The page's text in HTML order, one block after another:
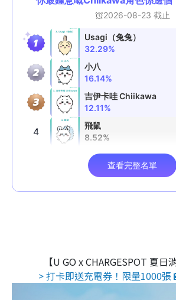
【U GO x CHARGESPOT 夏日
> 打卡即送充電券！限量1000張